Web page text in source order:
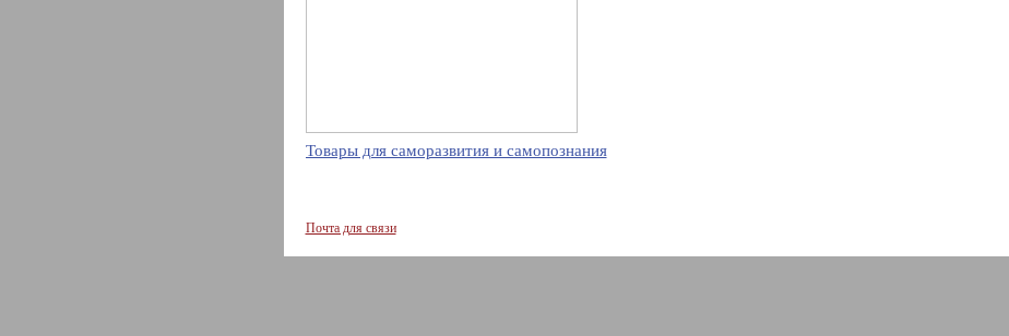
Товары для саморазвития и самопознания
Почта для связи